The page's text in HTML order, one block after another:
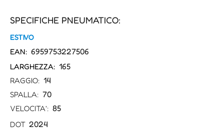
SPECIFICHE PNEUMATICO:
ESTIVO
EAN: 6959753227506
LARGHEZZA: 165
RAGGIO: 14
SPALLA: 70
VELOCITA': 85
DOT 2024